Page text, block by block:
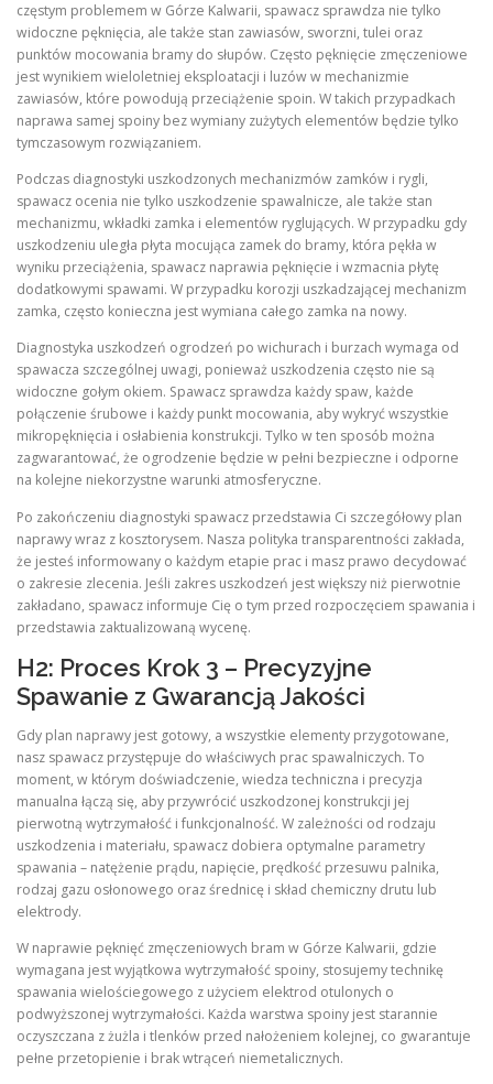
częstym problemem w Górze Kalwarii, spawacz sprawdza nie tylko
widoczne pęknięcia, ale także stan zawiasów, sworzni, tulei oraz
punktów mocowania bramy do słupów. Często pęknięcie zmęczeniowe
jest wynikiem wieloletniej eksploatacji i luzów w mechanizmie
zawiasów, które powodują przeciążenie spoin. W takich przypadkach
naprawa samej spoiny bez wymiany zużytych elementów będzie tylko
tymczasowym rozwiązaniem.
Podczas diagnostyki uszkodzonych mechanizmów zamków i rygli,
spawacz ocenia nie tylko uszkodzenie spawalnicze, ale także stan
mechanizmu, wkładki zamka i elementów ryglujących. W przypadku gdy
uszkodzeniu uległa płyta mocująca zamek do bramy, która pękła w
wyniku przeciążenia, spawacz naprawia pęknięcie i wzmacnia płytę
dodatkowymi spawami. W przypadku korozji uszkadzającej mechanizm
zamka, często konieczna jest wymiana całego zamka na nowy.
Diagnostyka uszkodzeń ogrodzeń po wichurach i burzach wymaga od
spawacza szczególnej uwagi, ponieważ uszkodzenia często nie są
widoczne gołym okiem. Spawacz sprawdza każdy spaw, każde
połączenie śrubowe i każdy punkt mocowania, aby wykryć wszystkie
mikropęknięcia i osłabienia konstrukcji. Tylko w ten sposób można
zagwarantować, że ogrodzenie będzie w pełni bezpieczne i odporne
na kolejne niekorzystne warunki atmosferyczne.
Po zakończeniu diagnostyki spawacz przedstawia Ci szczegółowy plan
naprawy wraz z kosztorysem. Nasza polityka transparentności zakłada,
że jesteś informowany o każdym etapie prac i masz prawo decydować
o zakresie zlecenia. Jeśli zakres uszkodzeń jest większy niż pierwotnie
zakładano, spawacz informuje Cię o tym przed rozpoczęciem spawania i
przedstawia zaktualizowaną wycenę.
H2: Proces Krok 3 – Precyzyjne
Spawanie z Gwarancją Jakości
Gdy plan naprawy jest gotowy, a wszystkie elementy przygotowane,
nasz spawacz przystępuje do właściwych prac spawalniczych. To
moment, w którym doświadczenie, wiedza techniczna i precyzja
manualna łączą się, aby przywrócić uszkodzonej konstrukcji jej
pierwotną wytrzymałość i funkcjonalność. W zależności od rodzaju
uszkodzenia i materiału, spawacz dobiera optymalne parametry
spawania – natężenie prądu, napięcie, prędkość przesuwu palnika,
rodzaj gazu osłonowego oraz średnicę i skład chemiczny drutu lub
elektrody.
W naprawie pęknięć zmęczeniowych bram w Górze Kalwarii, gdzie
wymagana jest wyjątkowa wytrzymałość spoiny, stosujemy technikę
spawania wielościegowego z użyciem elektrod otulonych o
podwyższonej wytrzymałości. Każda warstwa spoiny jest starannie
oczyszczana z żużla i tlenków przed nałożeniem kolejnej, co gwarantuje
pełne przetopienie i brak wtrąceń niemetalicznych.